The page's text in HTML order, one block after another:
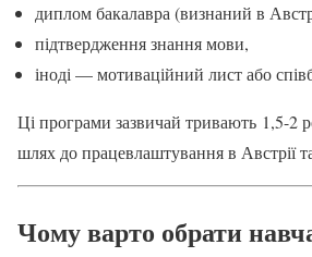
диплом бакалавра (визнаний в
підтвердження знання мови,
іноді — мотиваційний лист або
Ці програми зазвичай тривають 1,5-2
шлях до працевлаштування в Австрії
Чому варто обрати